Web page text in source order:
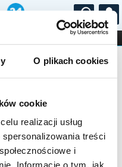
O plikach cookies
cookie
realizacji usług
spersonalizowania treści
i
Informacje o tym, jak
...
STAND-UP
zakończona,
w kasie.